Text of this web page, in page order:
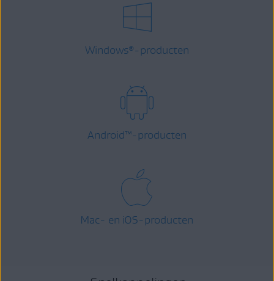
Windows® -producten
Android™-producten
Mac- en iOS-producten